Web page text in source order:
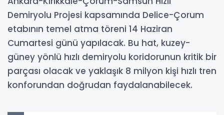
Demiryolu Projesi kapsamında Delice-Çorum
etabının temel atma töreni 14 Haziran
Cumartesi günü yapılacak. Bu hat, kuzey-
güney yönlü hızlı demiryolu koridorunun kritik bir
parçası olacak ve yaklaşık 8 milyon kişi hızlı tren
konforundan doğrudan faydalanabilecek.